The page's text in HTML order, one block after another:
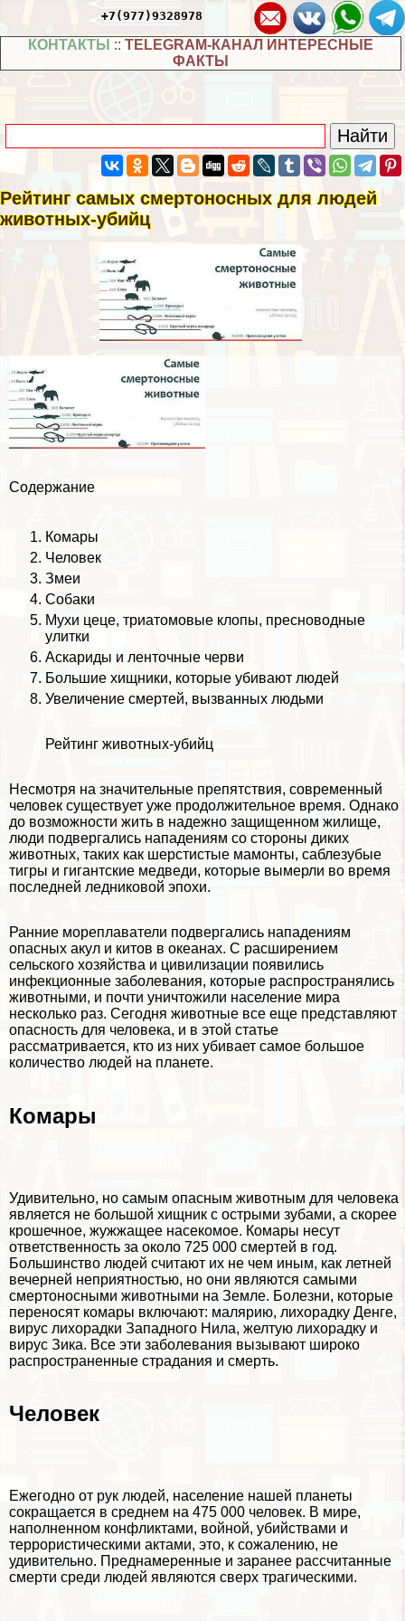
+7(977)9328978
КОНТАКТЫ :: TELEGRAM-КАНАЛ ИНТЕРЕСНЫЕ
ФАКТЫ
Рейтинг самых cмepтоносных для людей
животных-убийц
Содержание
Комары
Человек
Змеи
Собаки
Мухи цеце, триатомовые клопы, пресноводные
улитки
Аскариды и ленточные черви
Большие хищники, которые убивают людей
Увеличение cмepтей, вызванных людьми
Рейтинг животных-убийц
Несмотря на значительные препятствия, современный
человек существует уже продолжительное время. Однако
до возможности жить в надежно защищенном жилище,
люди подвергались нападениям со стороны диких
животных, таких как шерстистые мамонты, саблезубые
тигры и гигантские медведи, которые вымерли во время
последней ледниковой эпохи.
Ранние мореплаватели подвергались нападениям
опасных акул и китов в океанах. С расширением
сельского хозяйства и цивилизации появились
инфекционные заболевания, которые распространялись
животными, и почти уничтожили население мира
несколько раз. Сегодня животные все еще представляют
опасность для человека, и в этой статье
рассматривается, кто из них убивает самое большое
количество людей на планете.
Комары
Удивительно, но самым опасным животным для человека
является не большой хищник с острыми зубами, а скорее
крошечное, жужжащее насекомое. Комары несут
ответственность за около 725 000 cмepтей в год.
Большинство людей считают их не чем иным, как летней
вечерней неприятностью, но они являются самыми
cмepтоносными животными на Земле. Болезни, которые
переносят комары включают: малярию, лихорадку Денге,
вирус лихорадки Западного Нила, желтую лихорадку и
вирус Зика. Все эти заболевания вызывают широко
распространенные страдания и cмepть.
Человек
Ежегодно от рук людей, население нашей планеты
сокращается в среднем на 475 000 человек. В мире,
наполненном конфликтами, войной, убийствами и
террористическими актами, это, к сожалению, не
удивительно. Преднамеренные и заранее рассчитанные
cмepти среди людей являются сверх трагическими.